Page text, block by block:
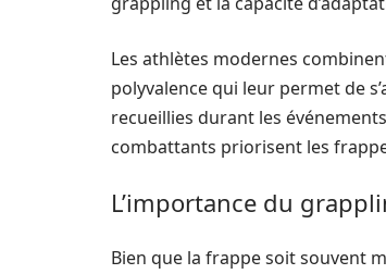
Les athlètes modernes
polyvalence qui leur permet de
recueillies durant les
combattants priorisent les
L’importance du
Bien que la frappe soit souvent